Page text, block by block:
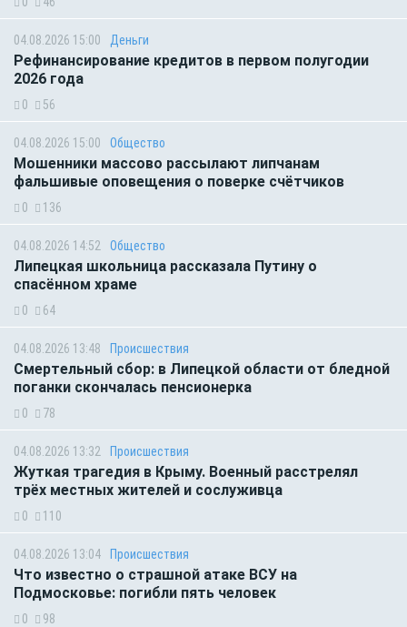
04.08.2026 15:00 Деньги
Рефинансирование кредитов в первом полугодии
2026 года
0 56
04.08.2026 15:00 Общество
Мошенники массово рассылают липчанам
фальшивые оповещения о поверке счётчиков
0 136
04.08.2026 14:52 Общество
Липецкая школьница рассказала Путину о
спасённом храме
0 64
04.08.2026 13:48 Происшествия
Смертельный сбор: в Липецкой области от бледной
поганки скончалась пенсионерка
0 78
04.08.2026 13:32 Происшествия
Жуткая трагедия в Крыму. Военный расстрелял
трёх местных жителей и сослуживца
0 110
04.08.2026 13:04 Происшествия
Что известно о страшной атаке ВСУ на
Подмосковье: погибли пять человек
0 98